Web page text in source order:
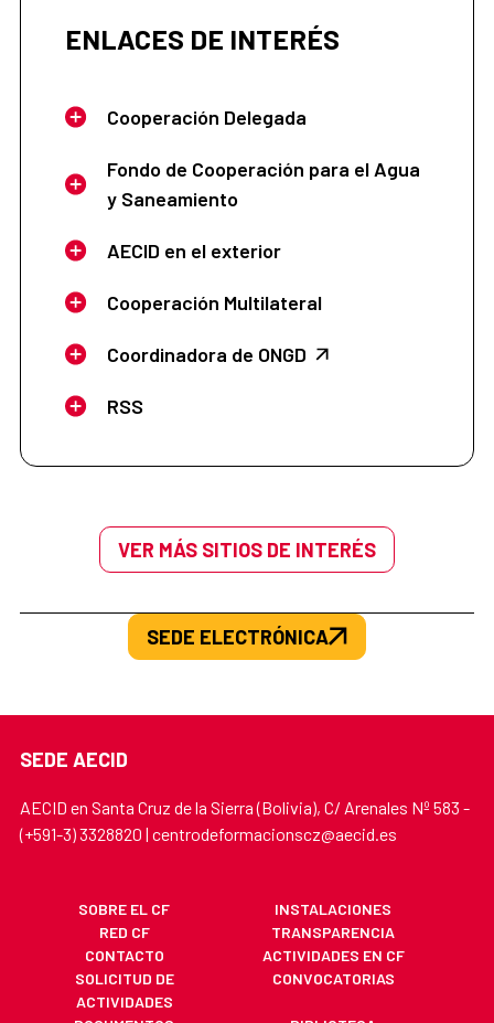
ENLACES DE INTERÉS
Cooperación Delegada
Fondo de Cooperación para el Agua
y Saneamiento
AECID en el exterior
Cooperación Multilateral
Coordinadora de ONGD
RSS
VER MÁS SITIOS DE INTERÉS
SEDE ELECTRÓNICA
SEDE AECID
AECID en Santa Cruz de la Sierra (Bolivia), C/ Arenales Nº 583 -
(+591-3) 3328820 | centrodeformacionscz@aecid.es
SOBRE EL CF
INSTALACIONES
RED CF
TRANSPARENCIA
CONTACTO
ACTIVIDADES EN CF
SOLICITUD DE
ACTIVIDADES
CONVOCATORIAS